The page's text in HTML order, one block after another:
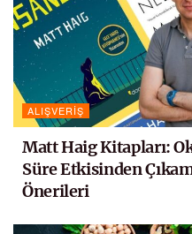
ALIŞVERIŞ
Matt Haig Kitapları:
Süre Etkisinden
Önerileri